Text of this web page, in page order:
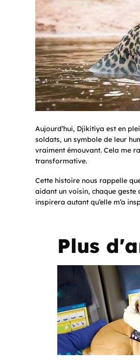
Aujourd’hui, Djikitiya est en
soldats, un symbole de leur
vraiment émouvant. Cela me
transformative.
Cette histoire nous rappelle
aidant un voisin, chaque geste
inspirera autant qu’elle m’a
Plus